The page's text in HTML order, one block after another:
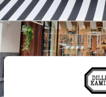
Immer in der